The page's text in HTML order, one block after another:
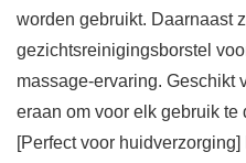
worden gebruikt. Daarnaast
gezichtsreinigingsborstel
massage-ervaring. Geschikt
eraan om voor elk gebruik te
[Perfect voor